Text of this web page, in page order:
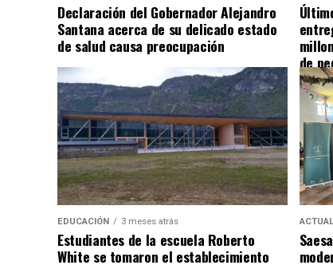
Declaración del Gobernador Alejandro
Santana acerca de su delicado estado
de salud causa preocupación
de
EDUCACIÓN 3 meses atrás
Estudiantes de la escuela Roberto
White se tomaron el establecimiento